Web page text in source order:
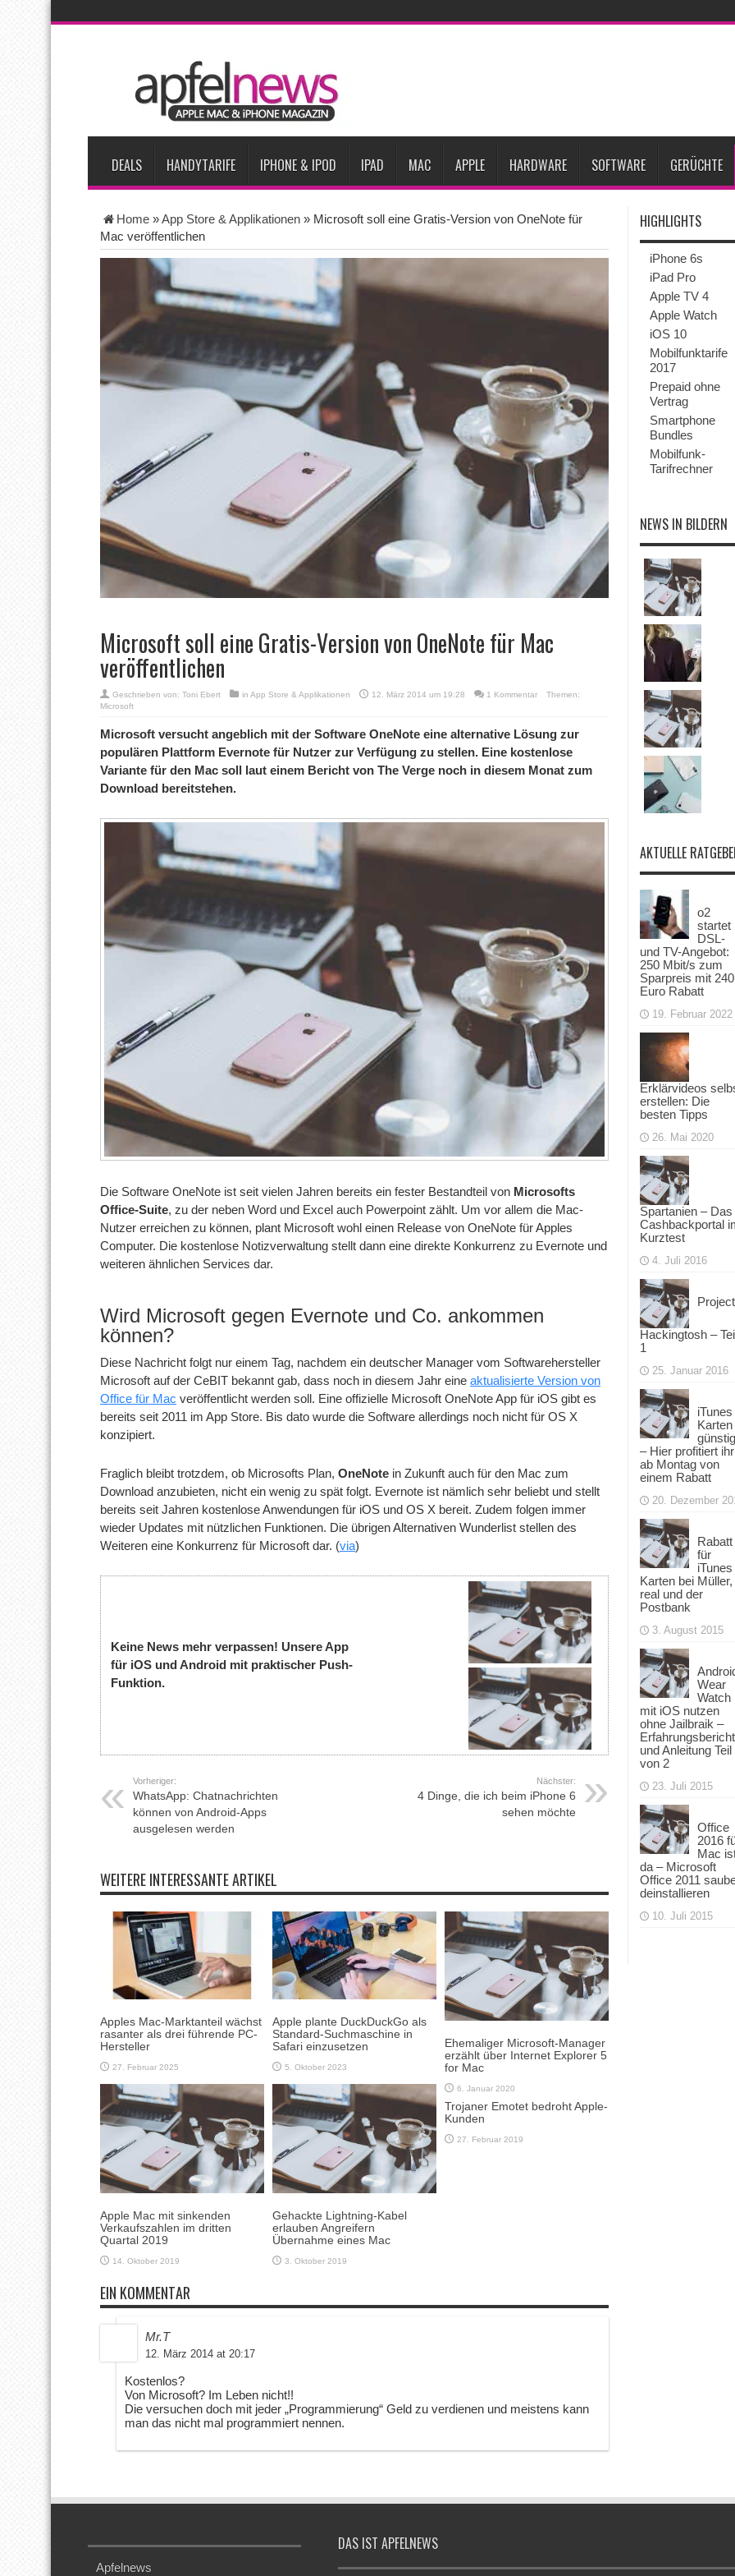
Apple testet zwei neue Display-Panels für iPhone-Modelle 2027
Apples Smartbrille könnte das nächste große Gesundheits-Gadget werden
Apples vermutete AirPods mit Kameras sollen bereits im September erscheinen
Apple erzielt 49 Prozent des weltweiten Smartphone-Umsatzes im 2. Quartal Apple verbucht Rekordzahlen im dritten Quartal 2026
Tim Cook: Mehr Speicherlieferanten bedeuten nicht zwingend sinkende Preise
DEALS HANDYTARIFE IPHONE & IPOD IPAD MAC APPLE HARDWARE SOFTWARE GERÜCHTE
Home »App Store & Applikationen » Microsoft soll eine Gratis-Version von OneNote für
Mac veröffentlichen
Microsoft soll eine Gratis-Version von OneNote für Mac
veröffentlichen
Geschrieben von: Toni Ebert in App Store & Applikationen 12. März 2014 um 19:28 1 Kommentar
Themen:
Microsoft
Microsoft versucht angeblich mit der Software OneNote eine alternative Lösung zur
populären Plattform Evernote für Nutzer zur Verfügung zu stellen. Eine kostenlose
Variante für den Mac soll laut einem Bericht von The Verge noch in diesem Monat zum
Download bereitstehen.
Die Software OneNote ist seit vielen Jahren bereits ein fester Bestandteil von Microsofts
Office-Suite, zu der neben Word und Excel auch Powerpoint zählt. Um vor allem die Mac-
Nutzer erreichen zu können, plant Microsoft wohl einen Release von OneNote für Apples
Computer. Die kostenlose Notizverwaltung stellt dann eine direkte Konkurrenz zu Evernote und
weiteren ähnlichen Services dar.
Wird Microsoft gegen Evernote und Co. ankommen
können?
Diese Nachricht folgt nur einem Tag, nachdem ein deutscher Manager vom Softwarehersteller
Microsoft auf der CeBIT bekannt gab, dass noch in diesem Jahr eine aktualisierte Version von
Office für Mac veröffentlicht werden soll. Eine offizielle Microsoft OneNote App für iOS gibt es
bereits seit 2011 im App Store. Bis dato wurde die Software allerdings noch nicht für OS X
konzipiert.
Fraglich bleibt trotzdem, ob Microsofts Plan, OneNote in Zukunft auch für den Mac zum
Download anzubieten, nicht ein wenig zu spät folgt. Evernote ist nämlich sehr beliebt und stellt
bereits seit Jahren kostenlose Anwendungen für iOS und OS X bereit. Zudem folgen immer
wieder Updates mit nützlichen Funktionen. Die übrigen Alternativen Wunderlist stellen des
Weiteren eine Konkurrenz für Microsoft dar. (via)
Keine News mehr verpassen! Unsere App
für iOS und Android mit praktischer Push-
Funktion.
Vorheriger:
WhatsApp: Chatnachrichten
können von Android-Apps
ausgelesen werden
Nächster:
4 Dinge, die ich beim iPhone 6
sehen möchte
WEITERE INTERESSANTE ARTIKEL
Apples Mac-Marktanteil wächst
rasanter als drei führende PC-
Hersteller
27. Februar 2025
Apple plante DuckDuckGo als
Standard-Suchmaschine in
Safari einzusetzen
5. Oktober 2023
Ehemaliger Microsoft-Manager
erzählt über Internet Explorer 5
for Mac
6. Januar 2020
Apple Mac mit sinkenden
Verkaufszahlen im dritten
Quartal 2019
14. Oktober 2019
Gehackte Lightning-Kabel
erlauben Angreifern
Übernahme eines Mac
3. Oktober 2019
Trojaner Emotet bedroht Apple-
Kunden
27. Februar 2019
EIN KOMMENTAR
Mr.T
12. März 2014 at 20:17
Kostenlos?
Von Microsoft? Im Leben nicht!!
Die versuchen doch mit jeder „Programmierung“ Geld zu verdienen und meistens kann
man das nicht mal programmiert nennen.
HIGHLIGHTS
iPhone 6s
iPad Pro
Apple TV 4
Apple Watch
iOS 10
Mobilfunktarife
2017
Prepaid ohne
Vertrag
Smartphone
Bundles
Mobilfunk-
Tarifrechner
NEWS IN BILDERN
AKTUELLE
o2
startet
DSL-
und TV-Angebot:
250 Mbit/s zum
Sparpreis mit 240
Euro Rabatt
19. Februar 2022
Erklärvideos
erstellen: Die
besten Tipps
26. Mai 2020
Spartanien – Das
Cashbackportal
Kurztest
4. Juli 2016
Project
Hackingtosh –
1
25. Januar 2016
iTunes
Karten
– Hier profitiert ihr
ab Montag von
einem Rabatt
20. Dezember
Rabatt
für
iTunes
Karten bei Müller,
real und der
Postbank
3. August 2015
Wear
Watch
mit iOS nutzen
ohne Jailbraik –
Erfahrungsbericht
und Anleitung Teil
von 2
23. Juli 2015
Office
2016
Mac
da – Microsoft
Office 2011
deinstallieren
10. Juli 2015
Apfelnews
DAS IST APFELNEWS